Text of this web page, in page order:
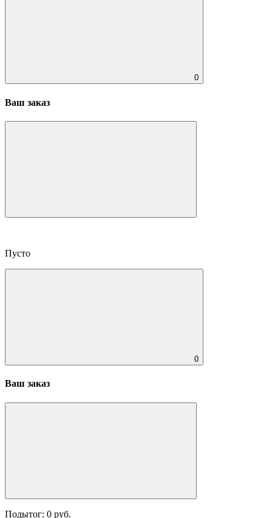
0
Ваш заказ
Пусто
0
Ваш заказ
Подытог: 0 руб.